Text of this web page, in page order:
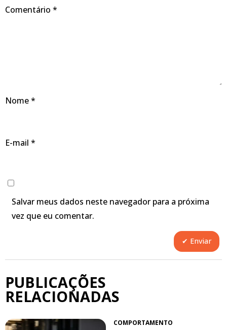
Comentário *
Nome*
E-mail *
Salvar meus dados neste navegador para a próxima
vez que eu comentar.
PUBLICAÇÕES
RELACIONADAS
COMPORTAMENTO